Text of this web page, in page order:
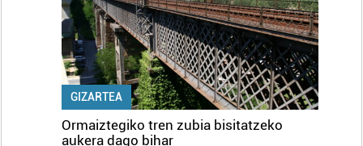
GIZARTEA
Ormaiztegiko tren zubia bisitatzeko
aukera dago bihar